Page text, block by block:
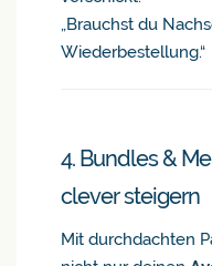
„Brauchst du
Wiederbestellung.“
4. Bundles &
clever steigern
Mit durchdachten